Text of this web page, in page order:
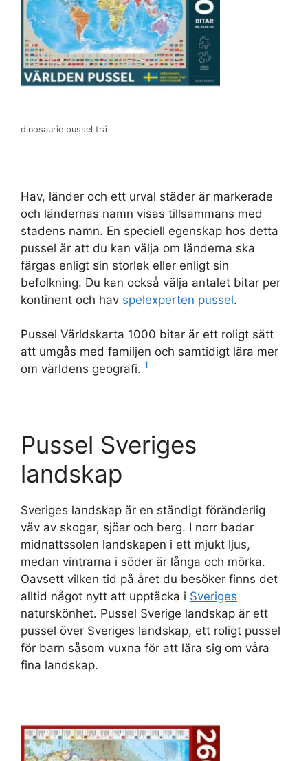
dinosaurie pussel trä
Hav, länder och ett urval städer är markerade
och ländernas namn visas tillsammans med
stadens namn. En speciell egenskap hos detta
pussel är att du kan välja om länderna ska
färgas enligt sin storlek eller enligt sin
befolkning. Du kan också välja antalet bitar per
kontinent och hav spelexperten pussel.
Pussel Världskarta 1000 bitar är ett roligt sätt
att umgås med familjen och samtidigt lära mer
om världens geografi. 1
Pussel Sveriges
landskap
Sveriges landskap är en ständigt föränderlig
väv av skogar, sjöar och berg. I norr badar
midnattssolen landskapen i ett mjukt ljus,
medan vintrarna i söder är långa och mörka.
Oavsett vilken tid på året du besöker finns det
alltid något nytt att upptäcka i Sveriges
naturskönhet. Pussel Sverige landskap är ett
pussel över Sveriges landskap, ett roligt pussel
för barn såsom vuxna för att lära sig om våra
fina landskap.